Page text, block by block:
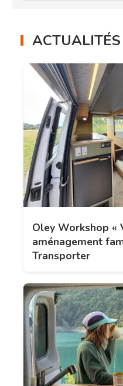
ACTUALITÉS
Oley Workshop «
aménagement
Transporter